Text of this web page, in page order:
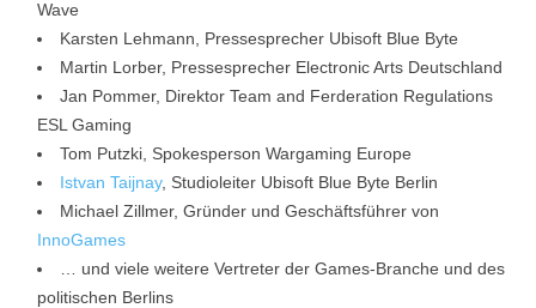
Wave
Karsten Lehmann, Pressesprecher Ubisoft Blue Byte
Martin Lorber, Pressesprecher Electronic Arts Deutschland
Jan Pommer, Direktor Team and Ferderation Regulations
ESL Gaming
Tom Putzki, Spokesperson Wargaming Europe
Istvan Taijnay, Studioleiter Ubisoft Blue Byte Berlin
Michael Zillmer, Gründer und Geschäftsführer von
InnoGames
… und viele weitere Vertreter der Games-Branche und des
politischen Berlins